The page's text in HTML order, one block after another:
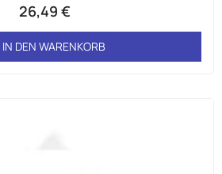
26,49 €
IN DEN WARENKORB